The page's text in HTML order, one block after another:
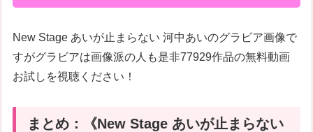
New Stage あいが止まらない 河中あいのグラビア画像で
すがグラビアは画像派の人も是非77929作品の無料動画
お試しを視聴ください！
まとめ：《New Stage あいが止まらない